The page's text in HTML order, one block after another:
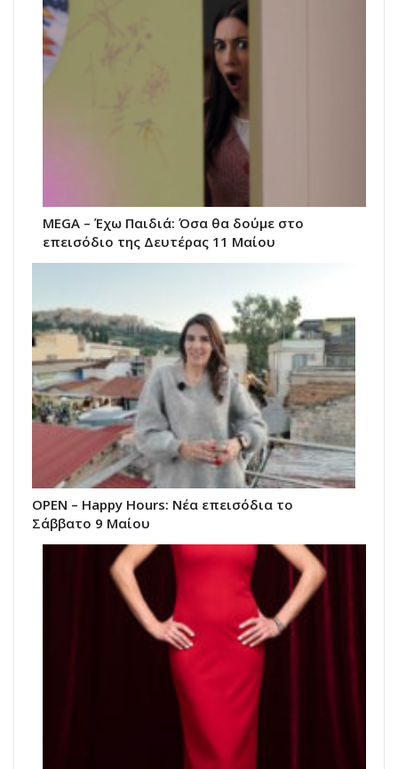
MEGA – Έχω Παιδιά: Όσα θα δούμε στο
επεισόδιο της Δευτέρας 11 Μαίου
ΟΡΕΝ – Happy Hours: Νέα επεισόδια το
Σάββατο 9 Μαίου